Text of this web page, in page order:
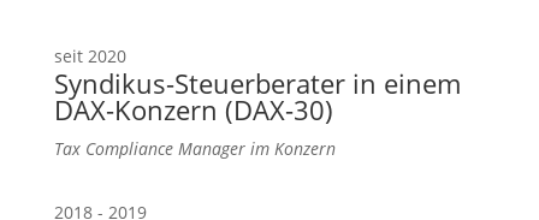
seit 2020
Syndikus-Steuerberater in einem
DAX-Konzern (DAX-30)
Tax Compliance Manager im Konzern
2018 - 2019